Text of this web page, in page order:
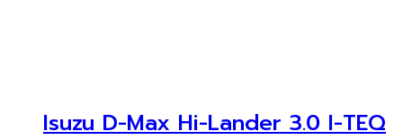
Isuzu D-Max Hi-Lander 3.0 I-TEQ